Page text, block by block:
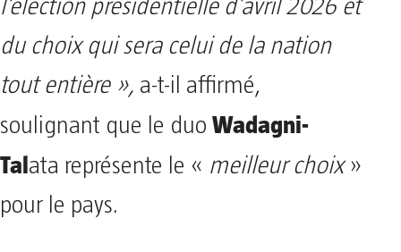
l’élection présidentielle d’avril 2026 et
du choix qui sera celui de la nation
tout entière », a-t-il affirmé,
soulignant que le duo Wadagni-
Talata représente le « meilleur choix »
pour le pays.